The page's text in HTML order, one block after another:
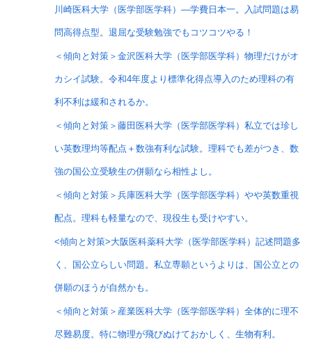
川崎医科大学（医学部医学科）―学費日本一。入試問題は易
問高得点型。退屈な受験勉強でもコツコツやる！
＜傾向と対策＞金沢医科大学（医学部医学科）物理だけがオ
カシイ試験。令和4年度より標準化得点導入のため理科の有
利不利は緩和されるか。
＜傾向と対策＞藤田医科大学（医学部医学科）私立では珍し
い英数理均等配点＋数強有利な試験。理科でも差がつき、数
強の国公立受験生の併願なら相性よし。
＜傾向と対策＞兵庫医科大学（医学部医学科）やや英数重視
配点。理科も軽量なので、現役生も受けやすい。
<傾向と対策>大阪医科薬科大学（医学部医学科）記述問題多
く、国公立らしい問題。私立専願というよりは、国公立との
併願のほうが自然かも。
＜傾向と対策＞産業医科大学（医学部医学科）全体的に理不
尽難易度。特に物理が飛びぬけておかしく、生物有利。